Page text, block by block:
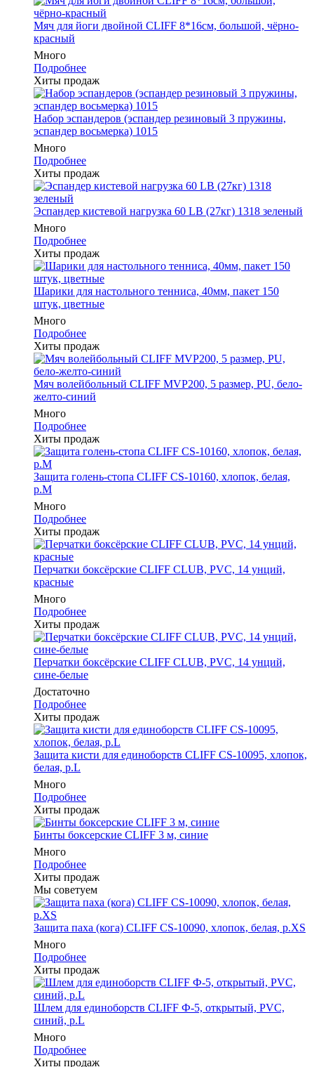
Мяч для йоги двойной CLIFF 8*16см, большой, чёрно-
красный
Много
Подробнее
Хиты продаж
Набор эспандеров (эспандер резиновый 3 пружины,
эспандер восьмерка) 1015
Много
Подробнее
Хиты продаж
Эспандер кистевой нагрузка 60 LB (27кг) 1318 зеленый
Много
Подробнее
Хиты продаж
Шарики для настольного тенниса, 40мм, пакет 150
штук, цветные
Много
Подробнее
Хиты продаж
Мяч волейбольный CLIFF MVP200, 5 размер, PU, бело-
желто-синий
Много
Подробнее
Хиты продаж
Защита голень-стопа CLIFF CS-10160, хлопок, белая,
р.M
Много
Подробнее
Хиты продаж
Перчатки боксёрские CLIFF CLUB, PVC, 14 унций,
красные
Много
Подробнее
Хиты продаж
Перчатки боксёрские CLIFF CLUB, PVC, 14 унций,
сине-белые
Достаточно
Подробнее
Хиты продаж
Защита кисти для единоборств CLIFF CS-10095, хлопок,
белая, р.L
Много
Подробнее
Хиты продаж
Бинты боксерские CLIFF 3 м, синие
Много
Подробнее
Хиты продаж
Мы советуем
Защита паха (кога) CLIFF CS-10090, хлопок, белая, р.XS
Много
Подробнее
Хиты продаж
Шлем для единоборств CLIFF Ф-5, открытый, PVC,
синий, p.L
Много
Подробнее
Хиты продаж